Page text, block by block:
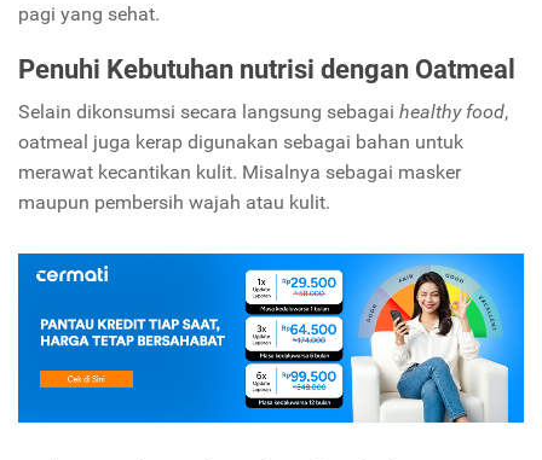
pagi yang sehat.
Penuhi Kebutuhan nutrisi dengan Oatmeal
Selain dikonsumsi secara langsung sebagai healthy food,
oatmeal juga kerap digunakan sebagai bahan untuk
merawat kecantikan kulit. Misalnya sebagai masker
maupun pembersih wajah atau kulit.